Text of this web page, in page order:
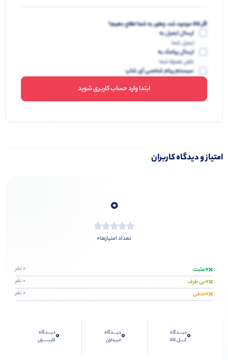
اگر کالا موجود شد، چطور به شما اطلاع دهیم؟
ارسال ایمیل به
ایمیل شما
ارسال پیامک به
تلفن همراه شما
سیستم پیام شخصی آی شاپ
ابتدا وارد حساب کاربری شوید
امتیاز و دیدگاه کاربران
0
تعداد امتیازها0
0مثبت 0 نفر
0بی طرف 0 نفر
0منفی 0 نفر
0دیــــدگاه
کــــل کالا
0دیــــدگاه
خریداران
0دیــــدگاه
کاربـــــران